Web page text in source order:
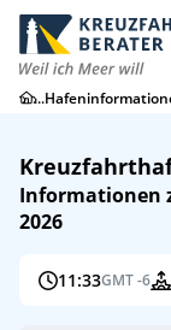
...
Informationen
2026
11:33GMT -6